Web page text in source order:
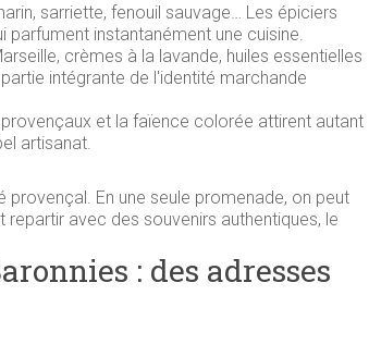
sarriette, fenouil sauvage… Les épiciers
instantanément une cuisine.
crèmes à la lavande, huiles essentielles
intégrante de l'identité marchande
et la faïence colorée attirent autant
artisanat.
En une seule promenade, on peut
avec des souvenirs authentiques, le
: des adresses